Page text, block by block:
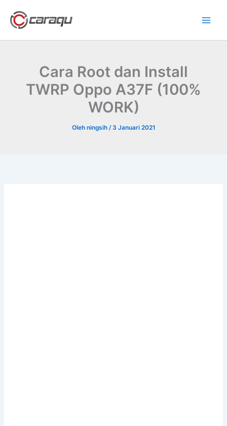
konten
Cara Root dan Install
TWRP Oppo A37F (100%
WORK)
Oleh ningsih / 3 Januari 2021